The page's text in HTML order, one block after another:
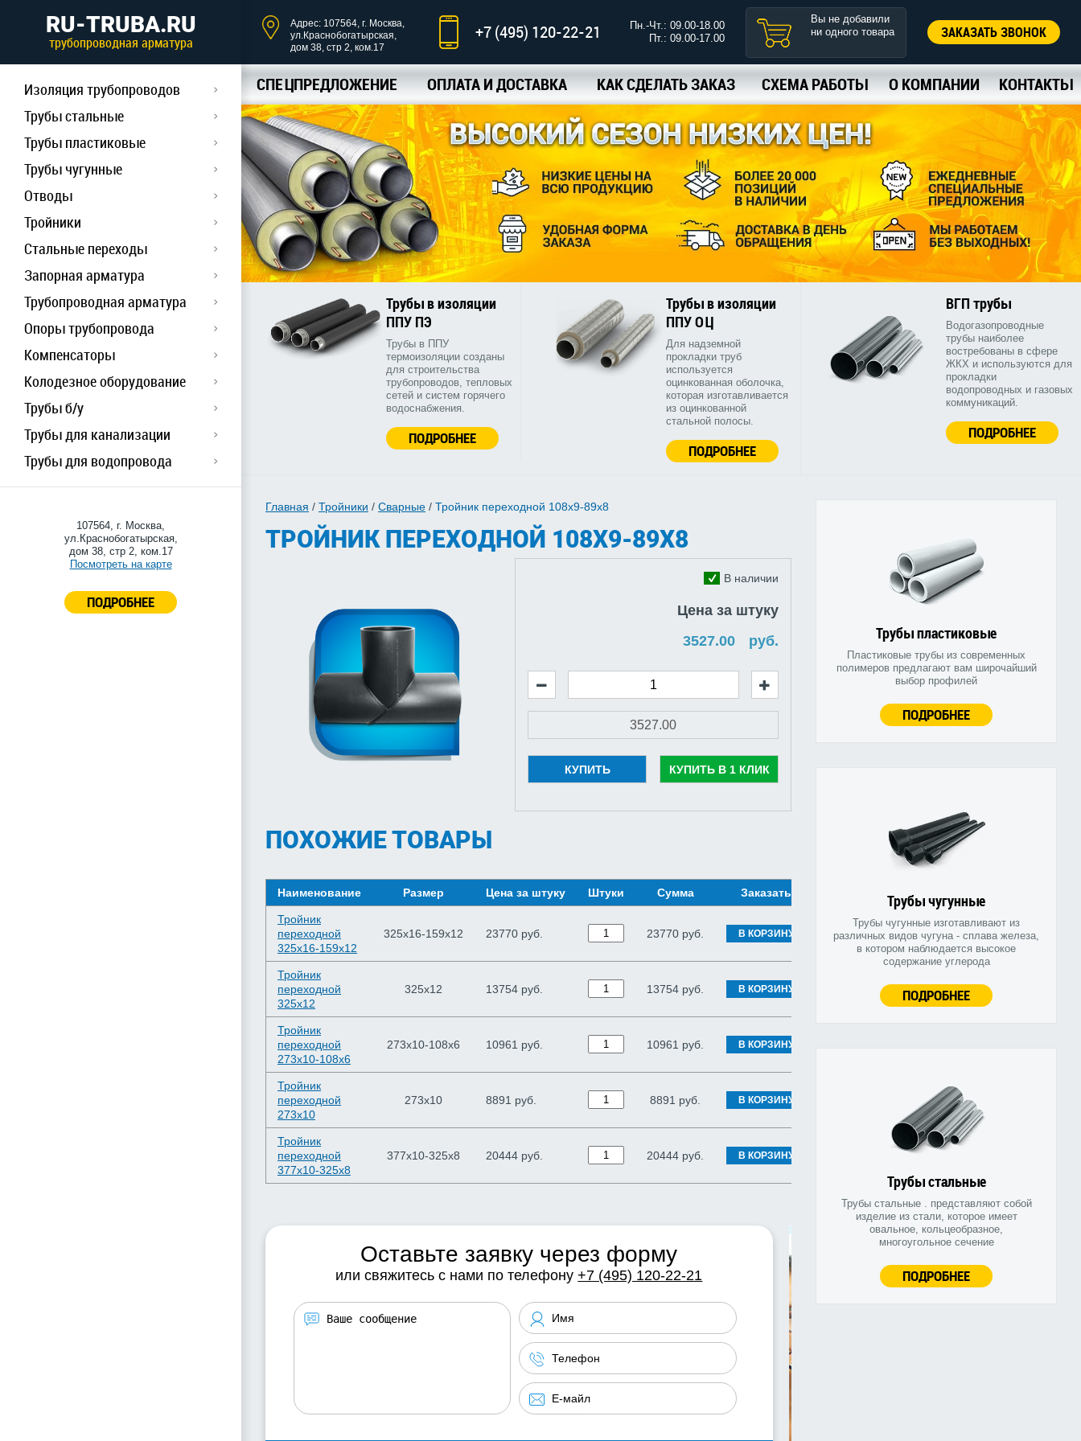
RU-TRUBA.RU
трубопроводная арматура
Изоляция трубопроводов
Трубы стальные
Трубы пластиковые
Трубы чугунные
Отводы
Тройники
Стальные переходы
Запорная арматура
Трубопроводная арматура
Опоры трубопровода
Компенсаторы
Колодезное оборудование
Трубы б/у
Трубы для канализации
Трубы для водопровода
107564, г. Москва,
ул.Краснобогатырская,
дом 38, стр 2, ком.17
Посмотреть на карте
ПОДРОБНЕЕ
Адрес: 107564, г. Москва,
ул.Краснобогатырская,
дом 38, стр 2, ком.17
+7 (495) 120-22-21
Пн.-Чт.: 09.00-18.00
Пт.: 09.00-17.00
Вы не добавили
ни одного товара
ЗАКАЗАТЬ ЗВОНОК
СПЕЦПРЕДЛОЖЕНИЕ ОПЛАТА И ДОСТАВКА КАК СДЕЛАТЬ ЗАКАЗ СХЕМА РАБОТЫ О КОМПАНИИ КОНТАКТЫ
Трубы в изоляции
ППУ ПЭ
Трубы в ППУ
термоизоляции созданы
для строительства
трубопроводов, тепловых
сетей и систем горячего
водоснабжения.
ПОДРОБНЕЕ
Трубы в изоляции
ППУ ОЦ
Для надземной
прокладки труб
используется
оцинкованная оболочка,
которая изготавливается
из оцинкованной
стальной полосы.
ПОДРОБНЕЕ
ВГП трубы
Водогазопроводные
трубы наиболее
востребованы в сфере
ЖКХ и используются для
прокладки
водопроводных и газовых
коммуникаций.
ПОДРОБНЕЕ
Трубы пластиковые
Пластиковые трубы из современных
полимеров предлагают вам широчайший
выбор профилей
ПОДРОБНЕЕ
Трубы чугунные
Трубы чугунные изготавливают из
различных видов чугуна - сплава железа,
в котором наблюдается высокое
содержание углерода
ПОДРОБНЕЕ
Трубы стальные
Трубы стальные . представляют собой
изделие из стали, которое имеет
овальное, кольцеобразное,
многоугольное сечение
ПОДРОБНЕЕ
Главная / Тройники / Сварные / Тройник переходной 108х9-89х8
ТРОЙНИК ПЕРЕХОДНОЙ 108Х9-89Х8
В наличии
Цена за штуку
руб.
КУПИТЬ КУПИТЬ В 1 КЛИК
ПОХОЖИЕ ТОВАРЫ
Наименование Размер Цена за штуку Штуки Сумма Заказать
Тройник
переходной
325х16-159х12
325х16-159х12 23770 руб. 23770 руб. В КОРЗИНУ
Тройник
переходной
325х12
325х12 13754 руб. 13754 руб. В КОРЗИНУ
Тройник
переходной
273х10-108х6
273х10-108х6 10961 руб. 10961 руб. В КОРЗИНУ
Тройник
переходной
273х10
273х10 8891 руб. 8891 руб. В КОРЗИНУ
Тройник
переходной
377х10-325х8
377х10-325х8 20444 руб. 20444 руб. В КОРЗИНУ
Оставьте заявку через форму
или свяжитесь с нами по телефону+7 (495) 120-22-21